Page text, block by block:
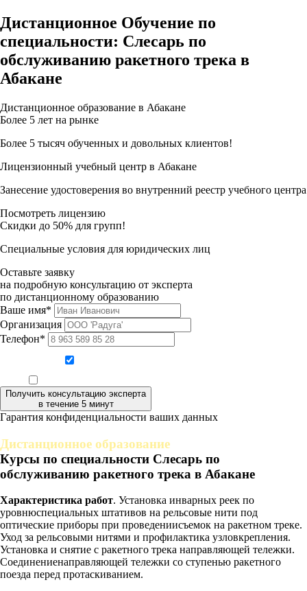
Дистанционное Обучение по
специальности: Слесарь по
обслуживанию ракетного трека в
Абакане
Дистанционное образование в Абакане
Более 5 лет на рынке
Более 5 тысяч обученных и довольных клиентов!
Лицензионный учебный центр в Абакане
Занесение удостоверения во внутренний реестр учебного центра
Посмотреть лицензию
Скидки до 50% для групп!
Специальные условия для юридических лиц
Оставьте заявку
на подробную консультацию от эксперта
по дистанционному образованию
Ваше имя*
Организация
Телефон*
Получить консультацию эксперта
в течение 5 минут
Гарантия конфиденциальности ваших данных
Дистанционное образование
Курсы по специальности Слесарь по
обслуживанию ракетного трека в Абакане
Характеристика работ. Установка инварных реек по
уровнюспециальных штативов на рельсовые нити под
оптические приборы при проведениисъемок на ракетном треке.
Уход за рельсовыми нитями и профилактика узловкрепления.
Установка и снятие с ракетного трека направляющей тележки.
Соединениенаправляющей тележки со ступенью ракетного
поезда перед протаскиванием.